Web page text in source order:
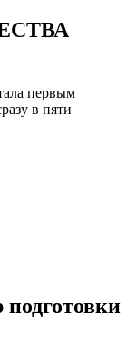
первым
в пяти